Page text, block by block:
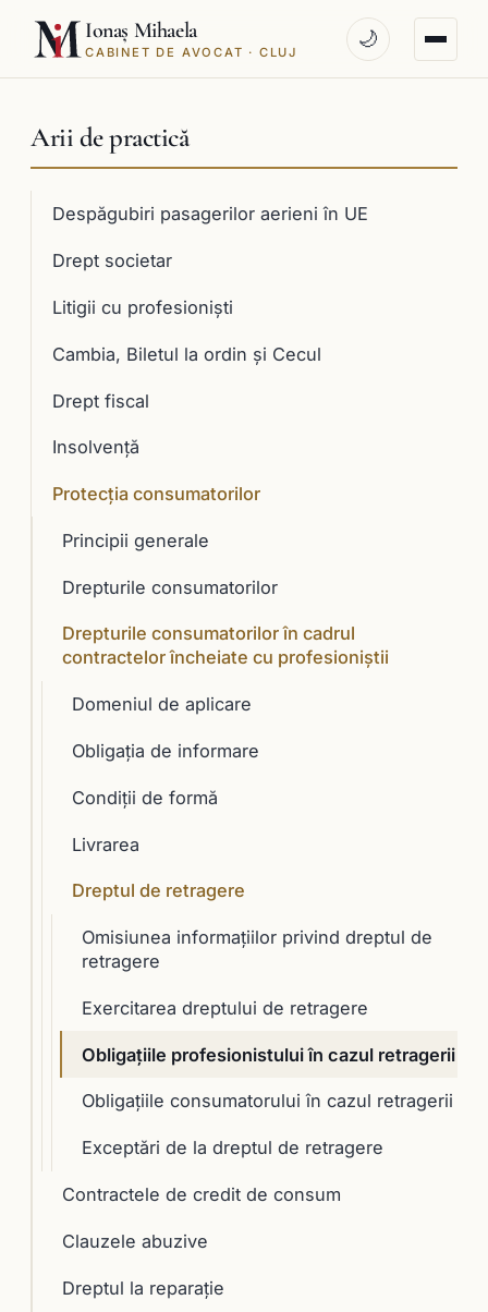
Ionaș Mihaela
CABINET DE AVOCAT · CLUJ
🌙
Arii de practică
Despăgubiri pasagerilor aerieni în UE
Drept societar
Litigii cu profesioniști
Cambia, Biletul la ordin și Cecul
Drept fiscal
Insolvență
Protecția consumatorilor
Principii generale
Drepturile consumatorilor
Drepturile consumatorilor în cadrul
contractelor încheiate cu profesioniştii
Domeniul de aplicare
Obligaţia de informare
Condiţii de formă
Livrarea
Dreptul de retragere
Omisiunea informaţiilor privind dreptul de
retragere
Exercitarea dreptului de retragere
Obligaţiile profesionistului în cazul retragerii
Obligaţiile consumatorului în cazul retragerii
Exceptări de la dreptul de retragere
Contractele de credit de consum
Clauzele abuzive
Dreptul la reparaţie